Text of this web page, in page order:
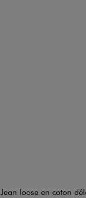
Jean loose en coton